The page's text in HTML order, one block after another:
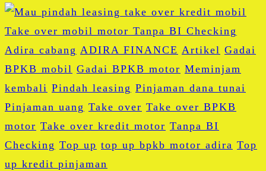
Adira cabang ADIRA FINANCE Artikel Gadai
BPKB mobil Gadai BPKB motor Meminjam
kembali Pindah leasing Pinjaman dana tunai
Pinjaman uang Take over Take over BPKB
motor Take over kredit motor Tanpa BI
Checking Top up top up bpkb motor adira Top
up kredit pinjaman